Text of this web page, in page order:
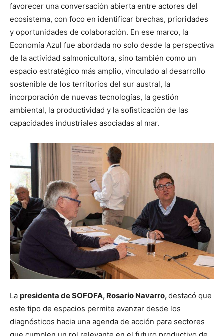
favorecer una conversación abierta entre actores del
ecosistema, con foco en identificar brechas, prioridades
y oportunidades de colaboración. En ese marco, la
Economía Azul fue abordada no solo desde la perspectiva
de la actividad salmonicultora, sino también como un
espacio estratégico más amplio, vinculado al desarrollo
sostenible de los territorios del sur austral, la
incorporación de nuevas tecnologías, la gestión
ambiental, la productividad y la sofisticación de las
capacidades industriales asociadas al mar.
La presidenta de SOFOFA, Rosario Navarro,destacó que
este tipo de espacios permite avanzar desde los
diagnósticos hacia una agenda de acción para sectores